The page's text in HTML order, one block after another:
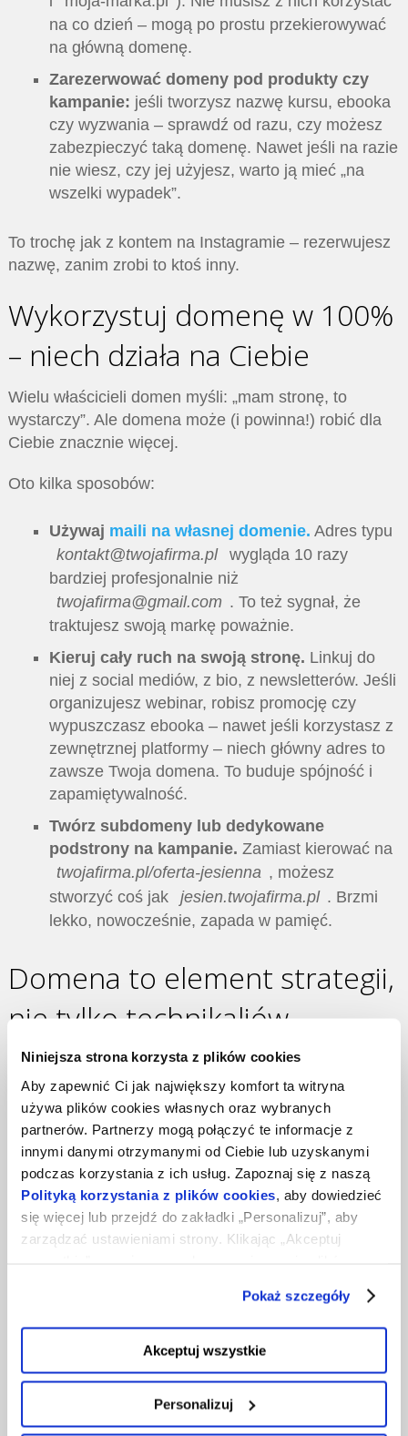
Niniejsza strona korzysta z plików cookies
Aby zapewnić Ci jak największy komfort ta witryna
używa plików cookies własnych oraz wybranych
partnerów. Partnerzy mogą połączyć te informacje z
innymi danymi otrzymanymi od Ciebie lub uzyskanymi
podczas korzystania z ich usług. Zapoznaj się z naszą
Polityką korzystania z plików cookies , aby dowiedzieć
się więcej lub przejdź do zakładki „Personalizuj”, aby
zarządzać ustawieniami strony. Klikając „Akceptuj
akceptujesz przechowywanie tylko niezbędnych plików
cookies.
Pokaż szczegóły
Akceptuj wszystkie
Personalizuj
na co dzień – mogą po prostu przekierowywać
na główną domenę.
Zarezerwować domeny pod produkty czy
kampanie: jeśli tworzysz nazwę kursu, ebooka
czy wyzwania – sprawdź od razu, czy możesz
zabezpieczyć taką domenę. Nawet jeśli na razie
nie wiesz, czy jej użyjesz, warto ją mieć „na
wszelki wypadek”.
To trochę jak z kontem na Instagramie – rezerwujesz
nazwę, zanim zrobi to ktoś inny.
Wykorzystuj domenę w 100%
– niech działa na Ciebie
Wielu właścicieli domen myśli: „mam stronę, to
wystarczy”. Ale domena może (i powinna!) robić dla
Ciebie znacznie więcej.
Oto kilka sposobów:
Używaj maili na własnej domenie. Adres typu
kontakt@twojafirma.pl
wygląda 10 razy
bardziej profesjonalnie niż
twojafirma@gmail.com . To też sygnał, że
traktujesz swoją markę poważnie.
Kieruj cały ruch na swoją stronę. Linkuj do
niej z social mediów, z bio, z newsletterów. Jeśli
organizujesz webinar, robisz promocję czy
wypuszczasz ebooka – nawet jeśli korzystasz z
zewnętrznej platformy – niech główny adres to
zawsze Twoja domena. To buduje spójność i
zapamiętywalność.
Twórz subdomeny lub dedykowane
podstrony na kampanie. Zamiast kierować na
twojafirma.pl/oferta-jesienna , możesz
stworzyć coś jak
jesien.twojafirma.pl . Brzmi
lekko, nowocześnie, zapada w pamięć.
Domena to element strategii,
nie tylko technikaliów
Na koniec: domena to nie tylko coś, co trzeba „mieć,
żeby strona działała”.
To element Twojej tożsamości. Twojego wizerunku.
Twojej widoczności w Google.
Staż domeny się liczy. Im dłużej istnieje, tym
lepiej wpływa na SEO.
Linkowanie do niej z różnych miejsc
zwiększa jej wartość w oczach Google – a to
Spójność marki wokół jednej domeny
sygnał profesjonalizmu. Gdy klient widzi tę